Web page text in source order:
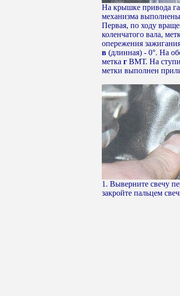
На крышке привода
механизма
Первая, по ходу
коленчатого вала,
опережения
в (длинная) - 0°. На
метка г ВМТ. На
метки выполнен
1. Выверните свечу
закройте пальцем